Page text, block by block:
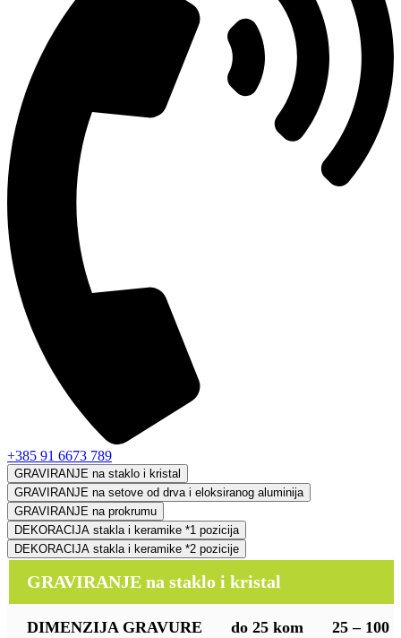
+385 91 6673 789
GRAVIRANJE na staklo i kristal
GRAVIRANJE na setove od drva i eloksiranog aluminija
GRAVIRANJE na prokrumu
DEKORACIJA stakla i keramike *1 pozicija
DEKORACIJA stakla i keramike *2 pozicije
GRAVIRANJE na staklo i kristal
DIMENZIJA GRAVURE do 25 kom 25 – 100